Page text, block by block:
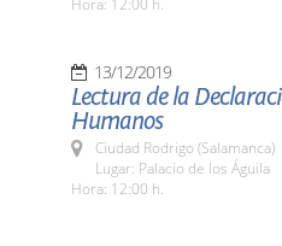
Hora: 12:00 h.
13/12/2019
Lectura de la
Humanos
Ciudad Rodrigo (Salamanca)
Lugar: Palacio de los Águila
Hora: 12:00 h.